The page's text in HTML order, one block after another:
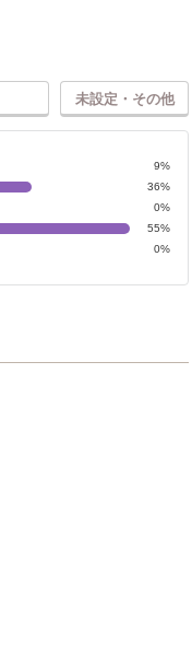
未設定・その他
9%
36%
0%
55%
0%